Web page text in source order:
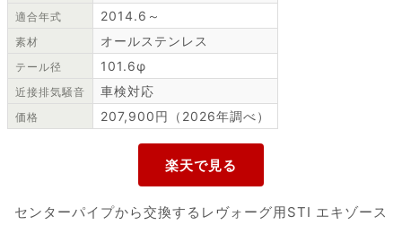
適合年式 2014.6～
素材 オールステンレス
テール径 101.6φ
近接排気騒音 車検対応
価格 207,900円（2026年調べ）
センターパイプから交換するレヴォーグ用STI エキゾース